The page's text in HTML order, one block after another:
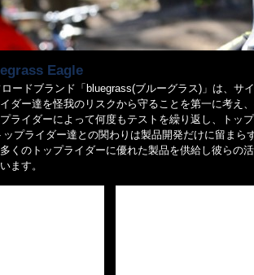
Eagle
ードブランド「bluegrass(ブルーグラス)」は、
ダー達を怪我のリスクから守ることを第一に考え
ライダーによって何度もテストを繰り返し、トッ
プライダー達との関わりは製品開発だけに留ま
くのトップライダーに優れた製品を供給し彼らの
ます。